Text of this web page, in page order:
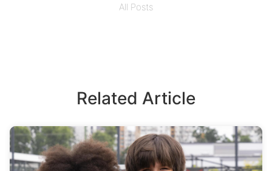
All Posts
Related Article